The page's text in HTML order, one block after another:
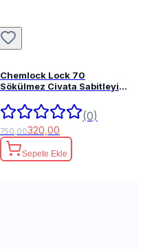
Chemlock Lock 70
Sökülmez Civata Sabitleyici
(0)
750,00320,00
Sepete Ekle